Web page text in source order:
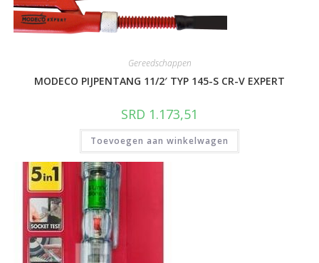
Gereedschappen
MODECO PIJPENTANG 11/2′ TYP 145-S CR-V EXPERT
SRD 1.173,51
Toevoegen aan winkelwagen